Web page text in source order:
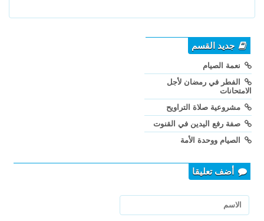
جديد القسم
نعمة الصيام
الفطر في رمضان لأجل
الامتحانات
مشروعية صلاة التراويح
صفة رفع اليدين في القنوت
الصيام ووحدة الأمة
أضف تعليقا